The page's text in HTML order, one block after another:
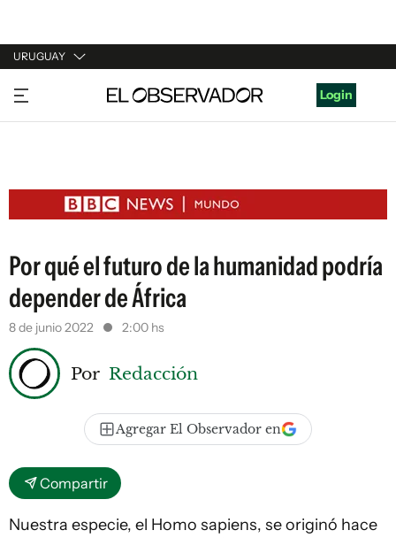
URUGUAY
URUGUAY
ARGENTINA
ESTADOS UNIDOS
Login
Por qué el futuro de la humanidad podría
depender de África
8 de junio 2022 2:00 hs
Por Redacción
Agregar El Observador en
Compartir
Nuestra especie, el Homo sapiens, se originó hace